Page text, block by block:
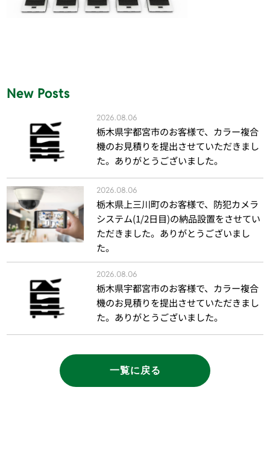
New Posts
2026.08.06
栃木県宇都宮市のお客様で、カラー複合
機のお見積りを提出させていただきまし
た。ありがとうございました。
2026.08.06
栃木県上三川町のお客様で、防犯カメラ
システム(1/2日目)の納品設置をさせてい
ただきました。ありがとうございまし
た。
2026.08.06
栃木県宇都宮市のお客様で、カラー複合
機のお見積りを提出させていただきまし
た。ありがとうございました。
一覧に戻る